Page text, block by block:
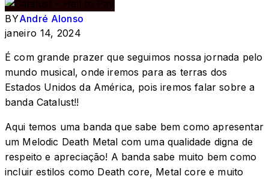
BYAndré Alonso
janeiro 14, 2024
É com grande prazer que seguimos nossa jornada pelo
mundo musical, onde iremos para as terras dos
Estados Unidos da América, pois iremos falar sobre a
banda Catalust!!
Aqui temos uma banda que sabe bem como apresentar
um Melodic Death Metal com uma qualidade digna de
respeito e apreciação! A banda sabe muito bem como
incluir estilos como Death core, Metal core e muito